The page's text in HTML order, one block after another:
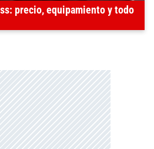
precio, equipamiento y todo